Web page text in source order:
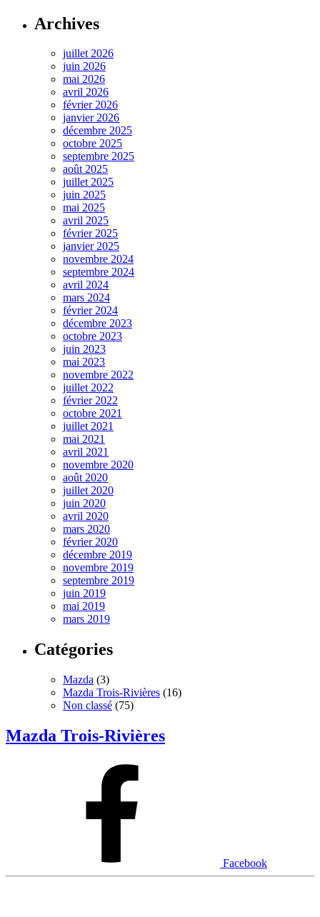
Archives
juillet 2026
juin 2026
mai 2026
avril 2026
février 2026
janvier 2026
décembre 2025
octobre 2025
septembre 2025
août 2025
juillet 2025
juin 2025
mai 2025
avril 2025
février 2025
janvier 2025
novembre 2024
septembre 2024
avril 2024
mars 2024
février 2024
décembre 2023
octobre 2023
juin 2023
mai 2023
novembre 2022
juillet 2022
février 2022
octobre 2021
juillet 2021
mai 2021
avril 2021
novembre 2020
août 2020
juillet 2020
juin 2020
avril 2020
mars 2020
février 2020
décembre 2019
novembre 2019
septembre 2019
juin 2019
mai 2019
mars 2019
Catégories
Mazda (3)
Mazda Trois-Rivières (16)
Non classé (75)
Mazda Trois-Rivières
Facebook